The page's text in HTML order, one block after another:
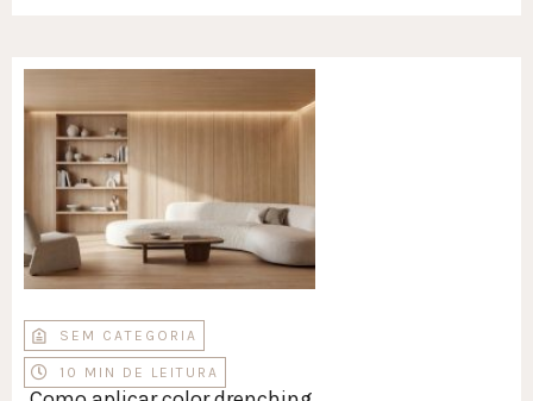
SEM CATEGORIA
10 MIN DE LEITURA